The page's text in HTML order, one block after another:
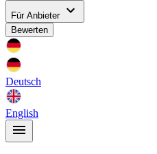
Für Anbieter
Bewerten
Deutsch
English